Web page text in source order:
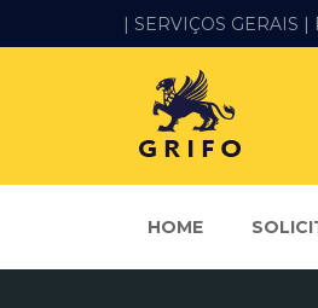
| SERVIÇOS GERAIS |
HOME